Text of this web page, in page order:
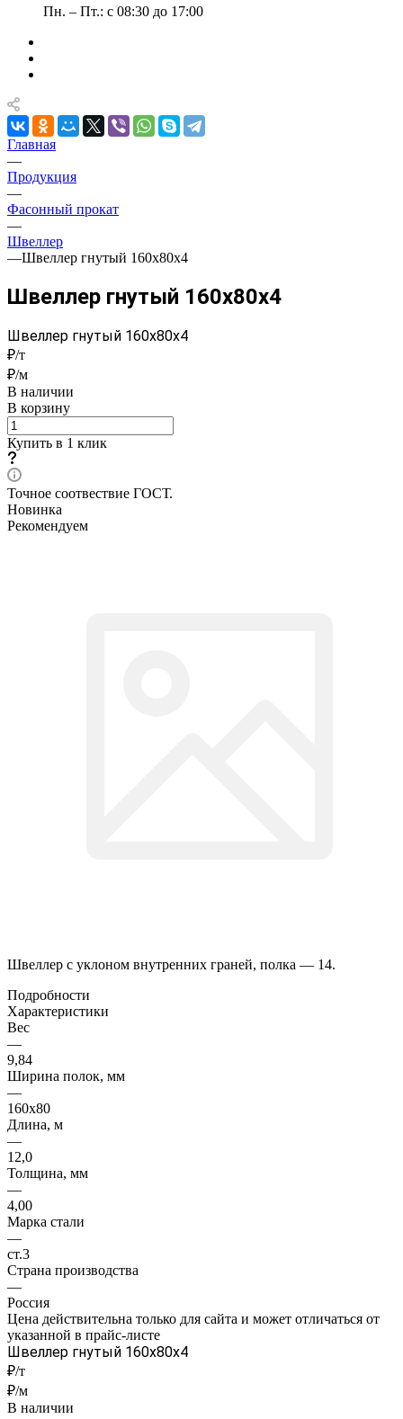
Пн. – Пт.: с 08:30 до 17:00
Главная
—
Продукция
—
Фасонный прокат
—
Швеллер
—Швеллер гнутый 160x80x4
Швеллер гнутый 160x80x4
Швеллер гнутый 160x80x4
₽/т
₽/м
В наличии
В корзину
Купить в 1 клик
Точное соотвествие ГОСТ.
Новинка
Рекомендуем
Швеллер с уклоном внутренних граней, полка — 14.
Подробности
Характеристики
Вес
—
9,84
Ширина полок, мм
—
160x80
Длина, м
—
12,0
Толщина, мм
—
4,00
Марка стали
—
ст.3
Страна производства
—
Россия
Цена действительна только для сайта и может отличаться от
указанной в прайс-листе
Швеллер гнутый 160x80x4
₽/т
₽/м
В наличии